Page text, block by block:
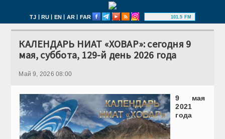
TJ | RU | EN | AR | FAR 101.5 FM
КАЛЕНДАРЬ НИАТ «ХОВАР»: сегодня 9
мая, суббота, 129-й день 2026 года
Май 9, 2026 08:00
9 мая
2021
года